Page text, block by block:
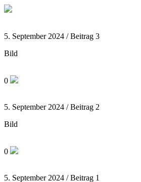
5. September 2024 / Beitrag 3
Bild
0
5. September 2024 / Beitrag 2
Bild
0
5. September 2024 / Beitrag 1